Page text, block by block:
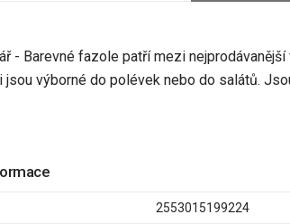
- Barevné fazole patří mezi
výborné do polévek nebo do salátů.
2553015199224